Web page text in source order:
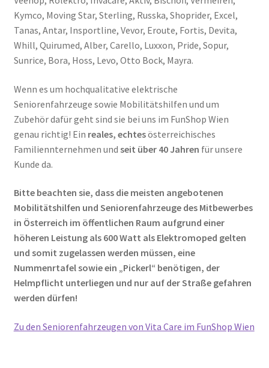
Kymco, Moving Star, Sterling, Russka, Shoprider, Excel,
Tanas, Antar, Insportline, Vevor, Eroute, Fortis, Devita,
Whill, Quirumed, Alber, Carello, Luxxon, Pride, Sopur,
Sunrice, Bora, Hoss, Levo, Otto Bock, Mayra.
Wenn es um hochqualitative elektrische
Seniorenfahrzeuge sowie Mobilitätshilfen und um
Zubehör dafür geht sind sie bei uns im FunShop Wien
genau richtig! Ein reales, echtesösterreichisches
Familiennternehmen und seit über 40 Jahren für unsere
Kunde da.
Bitte beachten sie, dass die meisten angebotenen
Mobilitätshilfen und Seniorenfahrzeuge des Mitbewerbes
in Österreich im öffentlichen Raum aufgrund einer
höheren Leistung als 600 Watt als Elektromoped gelten
und somit zugelassen werden müssen, eine
Nummenrtafel sowie ein „Pickerl“ benötigen, der
Helmpflicht unterliegen und nur auf der Straße gefahren
werden dürfen!
Zu den Seniorenfahrzeugen von Vita Care im FunShop Wien